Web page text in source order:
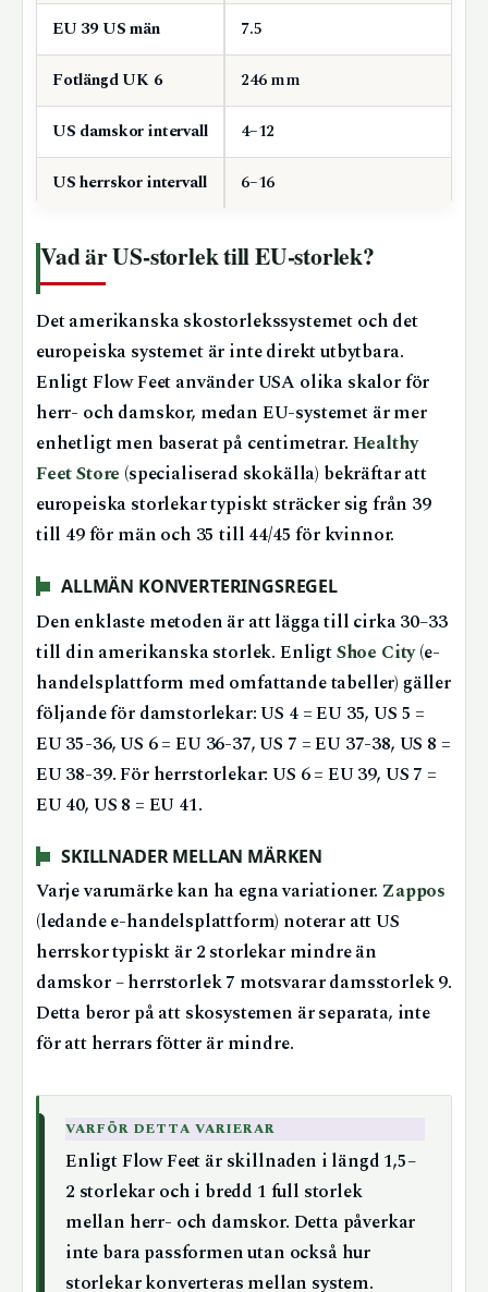
EU 39 US män 7.5
Fotlängd UK 6 246 mm
US damskor intervall 4–12
US herrskor intervall 6–16
Vad är US-storlek till EU-storlek?
Det amerikanska skostorlekssystemet och det
europeiska systemet är inte direkt utbytbara.
Enligt Flow Feet använder USA olika skalor för
herr- och damskor, medan EU-systemet är mer
enhetligt men baserat på centimetrar. Healthy
Feet Store (specialiserad skokälla) bekräftar att
europeiska storlekar typiskt sträcker sig från 39
till 49 för män och 35 till 44/45 för kvinnor.
ALLMÄN KONVERTERINGSREGEL
Den enklaste metoden är att lägga till cirka 30–33
till din amerikanska storlek. EnligtShoe City(e-
handelsplattform med omfattande tabeller) gäller
följande för damstorlekar: US 4 = EU 35, US 5 =
EU 35-36, US 6 = EU 36-37, US 7 = EU 37-38, US 8 =
EU 38-39. För herrstorlekar: US 6 = EU 39, US 7 =
EU 40, US 8 = EU 41.
SKILLNADER MELLAN MÄRKEN
Varje varumärke kan ha egna variationer. Zappos
(ledande e-handelsplattform) noterar att US
herrskor typiskt är 2 storlekar mindre än
damskor – herrstorlek 7 motsvarar damsstorlek 9.
Detta beror på att skosystemen är separata, inte
för att herrars fötter är mindre.
VARFÖR DETTA VARIERAR
Enligt Flow Feet är skillnaden i längd 1,5–
2 storlekar och i bredd 1 full storlek
mellan herr- och damskor. Detta påverkar
inte bara passformen utan också hur
storlekar konverteras mellan system.